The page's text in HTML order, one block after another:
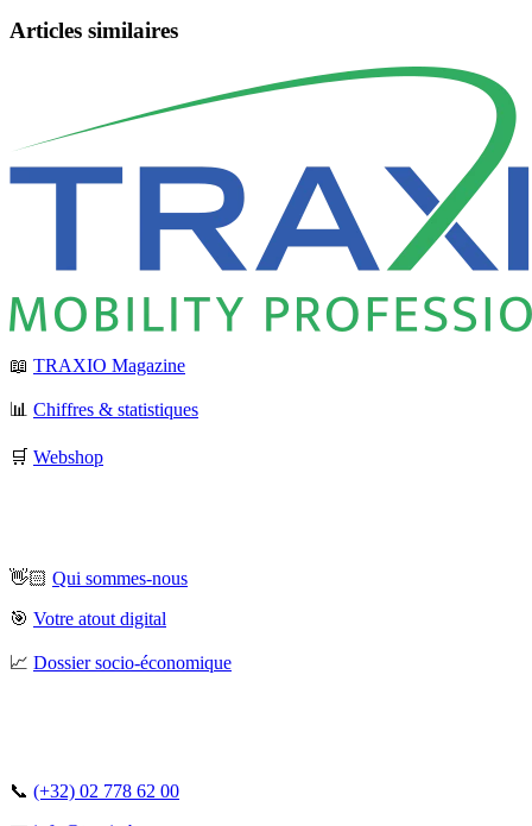
Articles similaires
📖 TRAXIO Magazine
📊 Chiffres & statistiques
🛒 Webshop
👋🏻 Qui sommes-nous
🎯 Votre atout digital
📈 Dossier socio-économique
📞 (+32) 02 778 62 00